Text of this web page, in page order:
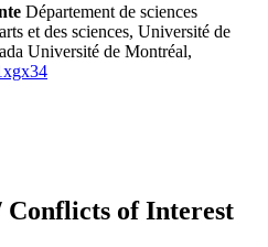
Département de sciences
et des sciences, Université de
Université de Montréal,
Conflicts of Interest